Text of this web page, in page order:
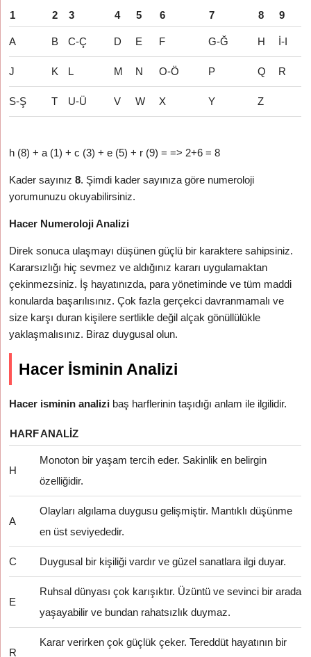
1 2 3 4 5 6 7 8 9
A B C-Ç D E F G-Ğ H İ-I
J K L M N O-Ö P Q R
S-Ş T U-Ü V W X Y Z
h (8) + a (1) + c (3) + e (5) + r (9) = => 2+6 = 8
Kader sayınız8. Şimdi kader sayınıza göre numeroloji
yorumunuzu okuyabilirsiniz.
Hacer Numeroloji Analizi
Direk sonuca ulaşmayı düşünen güçlü bir karaktere sahipsiniz.
Kararsızlığı hiç sevmez ve aldığınız kararı uygulamaktan
çekinmezsiniz. İş hayatınızda, para yönetiminde ve tüm maddi
konularda başarılısınız. Çok fazla gerçekci davranmamalı ve
size karşı duran kişilere sertlikle değil alçak gönüllülükle
yaklaşmalısınız. Biraz duygusal olun.
Hacer İsminin Analizi
Hacer isminin analizi baş harflerinin taşıdığı anlam ile ilgilidir.
HARFANALIZ
H
Monoton bir yaşam tercih eder. Sakinlik en belirgin
özelliğidir.
A
Olayları algılama duygusu gelişmiştir. Mantıklı düşünme
en üst seviyededir.
C Duygusal bir kişiliği vardır ve güzel sanatlara ilgi duyar.
E
Ruhsal dünyası çok karışıktır. Üzüntü ve sevinci bir arada
yaşayabilir ve bundan rahatsızlık duymaz.
R
Karar verirken çok güçlük çeker. Tereddüt hayatının bir